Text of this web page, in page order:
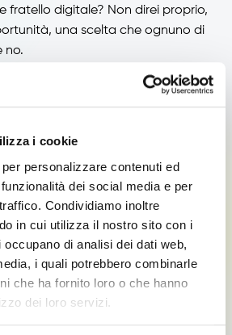
i cookie
personalizzare contenuti ed
dei social media e per
Condividiamo inoltre
in cui utilizza il nostro sito con i
di analisi dei dati web,
i quali potrebbero combinarle
che ha fornito loro o che hanno
dei loro servizi.
fratello digitale? Non direi proprio,
una scelta che ognuno di
no.
poteva mancare Google?
scaricabile direttamente
appunto a Foursquare e
agli utenti di identificare la
su una mappa digitale che è
sull’intero schermo dell’iPhone e
permette ai tuoi